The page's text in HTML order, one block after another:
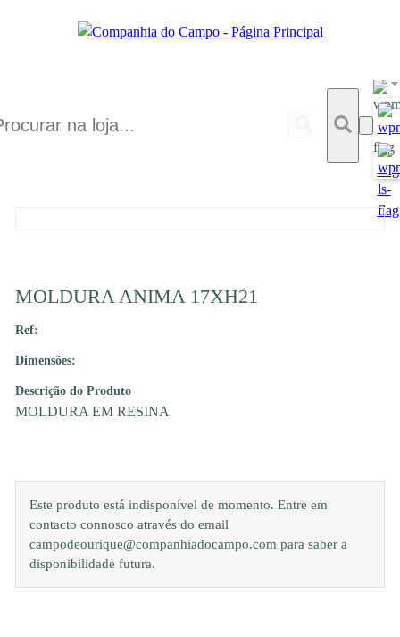
MOLDURA ANIMA 17XH21
Ref:
Dimensões:
Descrição do Produto
MOLDURA EM RESINA
Este produto está indisponível de momento. Entre em
contacto connosco através do email
campodeourique@companhiadocampo.com para saber a
disponibilidade futura.